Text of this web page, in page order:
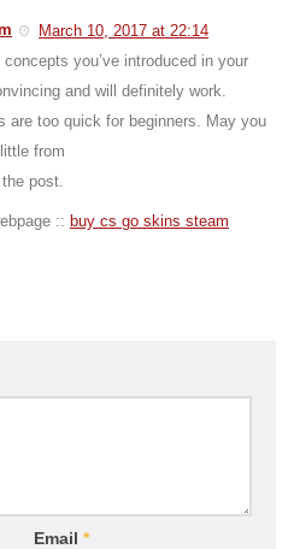
March 10, 2017 at 22:14
you’ve introduced in your
and will definitely work.
are too quick for beginners. May you
from
post.
:: buy cs go skins steam
Email *